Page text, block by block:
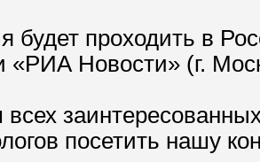
будет проходить в
Новости» (г.
посетить нашу